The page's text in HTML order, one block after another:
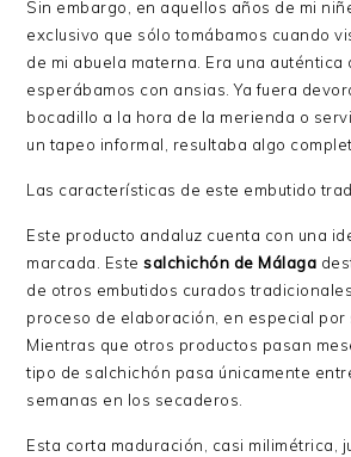
Sin embargo, en aquellos años de mi
exclusivo que sólo tomábamos cuando
de mi abuela materna. Era una auténtica
esperábamos con ansias. Ya fuera
bocadillo a la hora de la merienda o
un tapeo informal, resultaba algo
Las características de este embutido
Este producto andaluz cuenta con una
marcada. Estesalchichón de Málaga
de otros embutidos curados
proceso de elaboración, en especial por
Mientras que otros productos pasan
tipo de salchichón pasa únicamente
semanas en los secaderos.
Esta corta maduración, casi milimétrica,